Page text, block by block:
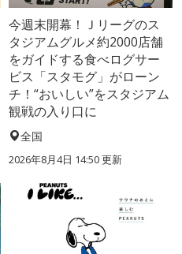
今週末開幕！Ｊリーグのス
タジアムグルメ約2000店舗
をガイドする食べログサー
ビス「スタモグ」がローン
チ！“おいしい”をスタジアム
観戦の入り口に
全国
2026年8月4日 14:50更新